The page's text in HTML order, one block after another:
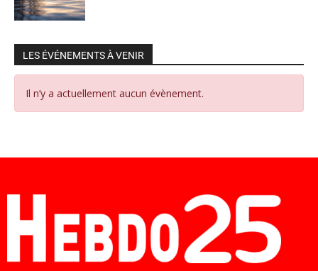
LES ÉVÉNEMENTS À VENIR
Il n’y a actuellement aucun évènement.